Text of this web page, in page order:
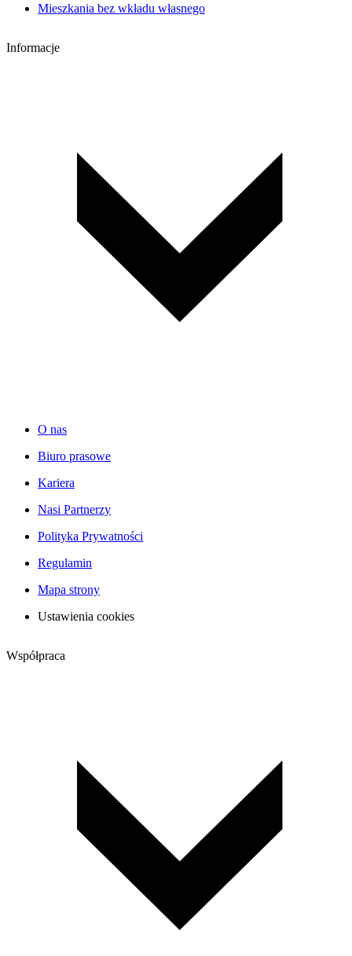
Mieszkania bez wkładu własnego
Informacje
O nas
Biuro prasowe
Kariera
Nasi Partnerzy
Polityka Prywatności
Regulamin
Mapa strony
Ustawienia cookies
Współpraca